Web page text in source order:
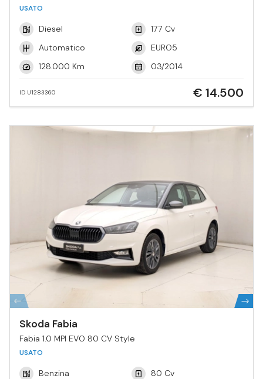
USATO
Diesel
177 Cv
Automatico
EURO5
128.000 Km
03/2014
ID U1283360 € 14.500
Skoda Fabia
Fabia 1.0 MPI EVO 80 CV Style
USATO
Benzina
80 Cv